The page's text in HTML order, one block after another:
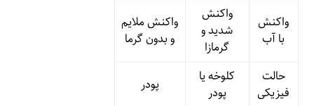
واکنش
با آب
واکنش
شدید و
گرمازا
واکنش ملایم
و بدون گرما
حالت
فیزیکی
کلوخه یا
پودر
پودر